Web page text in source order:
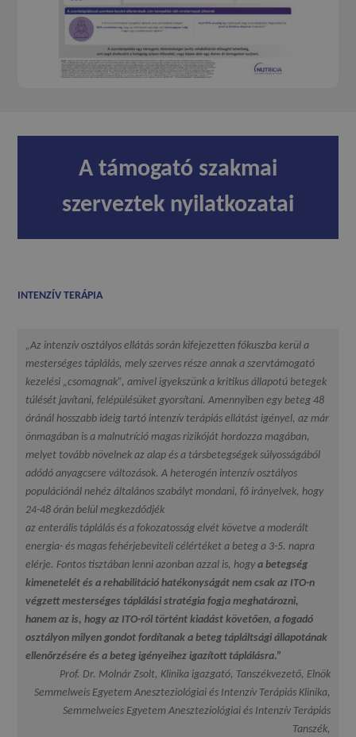
A támogató szakmai
szerveztek nyilatkozatai
INTENZÍV TERÁPIA
„Az intenzív osztályos ellátás során kifejezetten fókuszba kerül a
mesterséges táplálás, mely szerves része annak a szervtámogató
kezelési „csomagnak”, amivel igyekszünk a kritikus állapotú betegek
túlését javítani, felépülésüket gyorsítani. Amennyiben egy beteg 48
óránál hosszabb ideig tartó intenzív terápiás ellátást igényel, az már
önmagában is a malnutríció magas rizikóját hordozza magában,
melyet tovább növelnek az alap és a társbetegségek súlyosságából
adódó anyagcsere változások. A heterogén intenzív osztályos
populációnál nehéz általános szabályt mondani, fő irányelvek, hogy
24-48 órán belül megkezdődjék
az enterális táplálás és a fokozatosság elvét követve a moderált
energia- és magas fehérjebeviteli célértéket a beteg a 3-5. napra
elérje. Fontos tisztában lenni azonban azzal is, hogya betegség
kimenetelét és a rehabilitáció hatékonyságát nem csak az ITO-n
végzett mesterséges táplálási stratégia fogja meghatározni,
hanem az is, hogy az ITO-ról történt kiadást követően, a fogadó
osztályon milyen gondot fordítanak a beteg tápláltsági állapotának
ellenőrzésére és a beteg igényeihez igazított táplálásra.”
Prof. Dr. Molnár Zsolt, Klinika igazgató, Tanszékvezető, Elnök
Semmelweis Egyetem Aneszteziológiai és Intenzív Terápiás Klinika,
Semmelweies Egyetem Aneszteziológiai és Intenzív Terápiás
Tanszék,